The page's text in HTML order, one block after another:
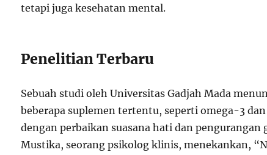
tetapi juga kesehatan mental.
Penelitian Terbaru
Sebuah studi oleh Universitas Gadjah Mada
beberapa suplemen tertentu, seperti omega-3
dengan perbaikan suasana hati dan pengurangan
Mustika, seorang psikolog klinis, menekankan,